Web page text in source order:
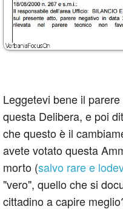
Leggetevi bene il
questa Delibera, e poi
che questo è il
avete votato questa
morto (salvo rare e
"vero", quello che si
cittadino a capire